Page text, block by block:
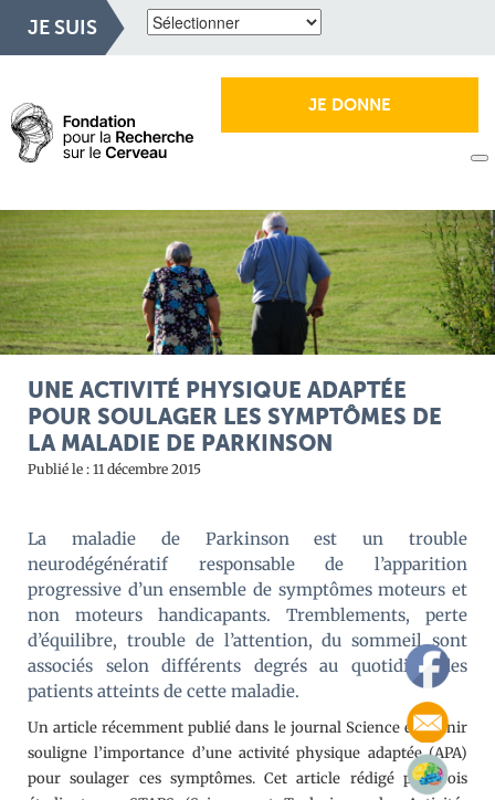
JE SUIS
JE DONNE
UNE ACTIVITÉ PHYSIQUE ADAPTÉE
POUR SOULAGER LES SYMPTÔMES DE
LA MALADIE DE PARKINSON
Publié le : 11 décembre 2015
La maladie de Parkinson est un trouble
neurodégénératif responsable de l’apparition
progressive d’un ensemble de symptômes moteurs et
non moteurs handicapants. Tremblements, perte
d’équilibre, trouble de l’attention, du sommeil sont
associés selon différents degrés au quotidien des
patients atteints de cette maladie.
Un article récemment publié dans le journal Science et Avenir
souligne l’importance d’une activité physique adaptée (APA)
pour soulager ces symptômes. Cet article rédigé par trois